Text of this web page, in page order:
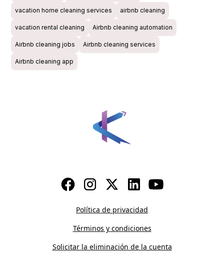
vacation home cleaning services airbnb cleaning
vacation rental cleaning Airbnb cleaning automation
Airbnb cleaning jobs Airbnb cleaning services
Airbnb cleaning app
Política de privacidad
Términos y condiciones
Solicitar la eliminación de la cuenta